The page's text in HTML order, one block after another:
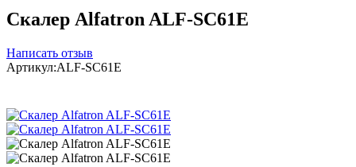
Скалер Alfatron ALF-SC61E
Написать отзыв
Артикул:ALF-SC61E